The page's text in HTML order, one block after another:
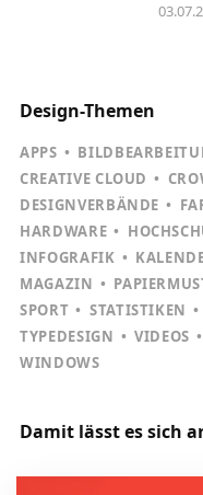
Design-Themen
APPS
CREATIVE CLOUD
DESIGNVERBÄNDE
HARDWARE
INFOGRAFIK
MAGAZIN
SPORT
STATISTIKEN
TYPEDESIGN
VIDEOS
WINDOWS
Damit lässt es sich